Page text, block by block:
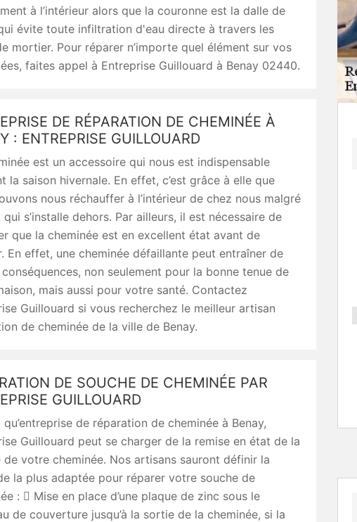
à l’intérieur alors que la couronne est la dalle de
évite toute infiltration d'eau directe à travers les
mortier. Pour réparer n’importe quel élément sur vos
faites appel à Entreprise Guillouard à Benay 02440.
DE RÉPARATION DE CHEMINÉE À
: ENTREPRISE GUILLOUARD
est un accessoire qui nous est indispensable
la saison hivernale. En effet, c’est grâce à elle que
nous réchauffer à l’intérieur de chez nous malgré
s’installe dehors. Par ailleurs, il est nécessaire de
que la cheminée est en excellent état avant de
En effet, une cheminée défaillante peut entraîner de
non seulement pour la bonne tenue de
mais aussi pour votre santé. Contactez
Guillouard si vous recherchez le meilleur artisan
de cheminée de la ville de Benay.
DE SOUCHE DE CHEMINÉE PAR
GUILLOUARD
qu’entreprise de réparation de cheminée à Benay,
Guillouard peut se charger de la remise en état de la
de votre cheminée. Nos artisans sauront définir la
la plus adaptée pour réparer votre souche de
:  Mise en place d’une plaque de zinc sous le
de couverture jusqu’à la sortie de la cheminée, si la